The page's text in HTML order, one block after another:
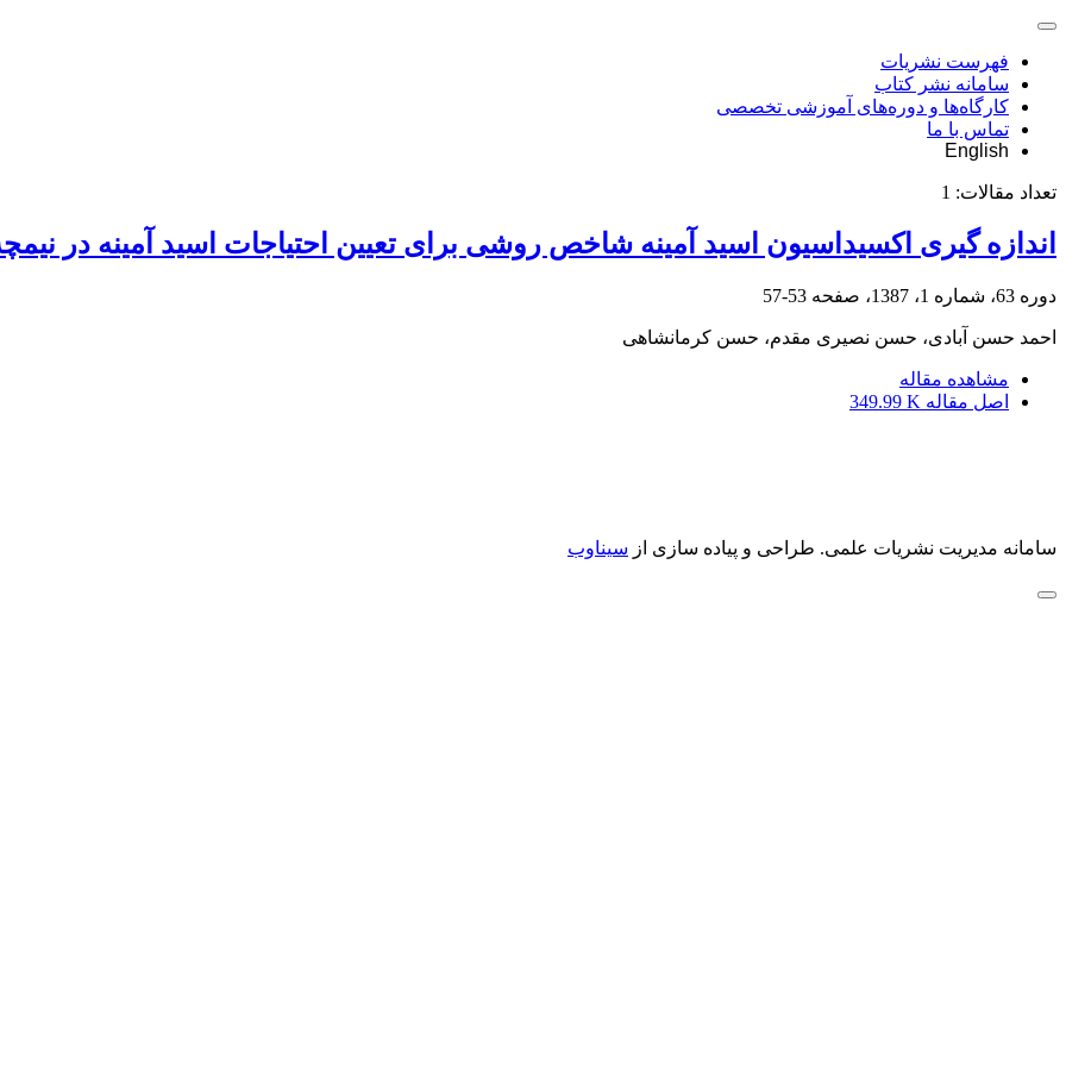
فهرست نشریات
سامانه نشر کتاب
کارگاه‌ها و دوره‌های آموزشی تخصصی
تماس با ما
English
تعداد مقالات: 1
اندازه گیری اکسیداسیون اسید آمینه شاخص روشی برای تعیین احتیاجات اسید آمینه در
دوره 63، شماره 1، 1387، صفحه 53-57
احمد حسن آبادی، حسن نصیری مقدم، حسن کرمانشاهی
مشاهده مقاله
اصل مقاله 349.99 K
سامانه مدیریت نشریات علمی. طراحی و پیاده سازی از سیناوب